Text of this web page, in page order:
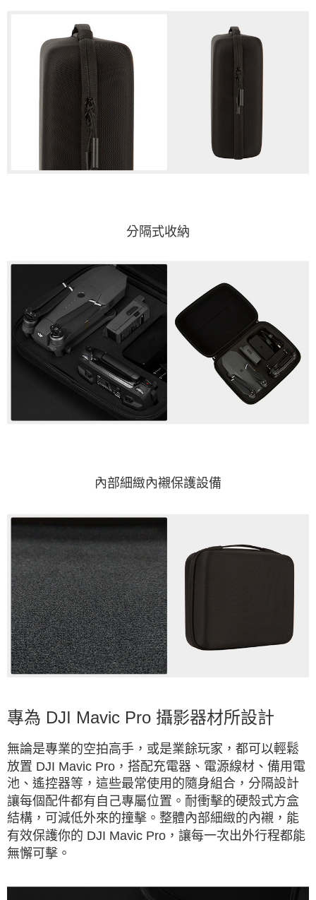
分隔式收納
內部細緻內襯保護設備
專為 DJI Mavic Pro 攝影器材所設計
無論是專業的空拍高手，或是業餘玩家，都可以輕鬆
放置 DJI Mavic Pro，搭配充電器、電源線材、備用電
池、遙控器等，這些最常使用的隨身組合，分隔設計
讓每個配件都有自己專屬位置。耐衝擊的硬殼式方盒
結構，可減低外來的撞擊。整體內部細緻的內襯，能
有效保護你的 DJI Mavic Pro，讓每一次出外行程都能
無懈可擊。